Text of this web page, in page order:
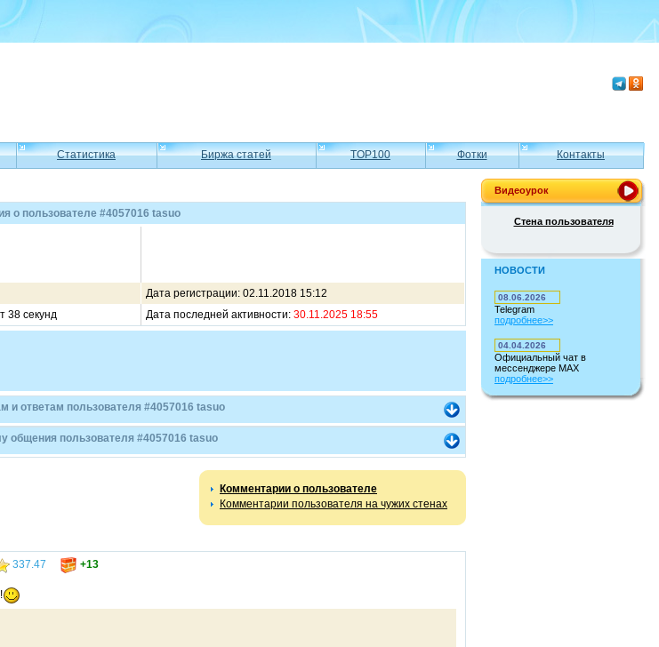
Статистика Биржа статей TOP100 Фотки Контакты
о пользователе #4057016 tasuo
Дата регистрации: 02.11.2018 15:12
38 секунд
Дата последней активности: 30.11.2025 18:55
и ответам пользователя #4057016 tasuo
общения пользователя #4057016 tasuo
Комментарии о пользователе
Комментарии пользователя на чужих стенах
337.47 +13
Видеоурок
Стена пользователя
НОВОСТИ
08.06.2026
Telegram
подробнее>>
04.04.2026
Официальный чат в
мессенджере MAX
подробнее>>